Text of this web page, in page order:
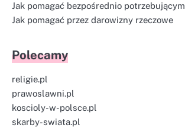
Jak pomagać bezpośrednio potrzebującym
Jak pomagać przez darowizny rzeczowe
Polecamy
religie.pl
prawoslawni.pl
koscioly-w-polsce.pl
skarby-swiata.pl